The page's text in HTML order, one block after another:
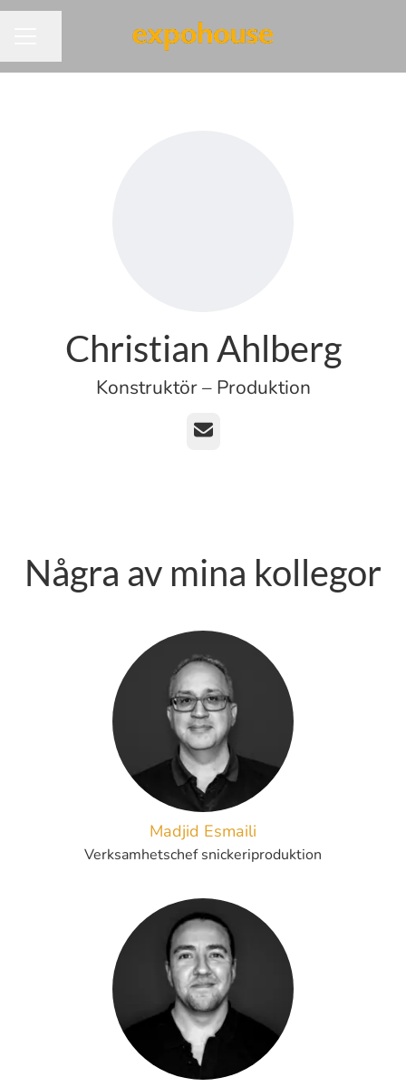
Christian Ahlberg
Konstruktör – Produktion
E-post
Några av mina kollegor
Madjid Esmaili
Verksamhetschef snickeriproduktion